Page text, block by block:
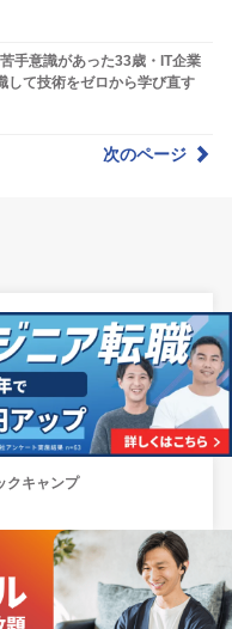
手意識があった33歳・IT企業
て技術をゼロから学び直す
次のページ
クキャンプ